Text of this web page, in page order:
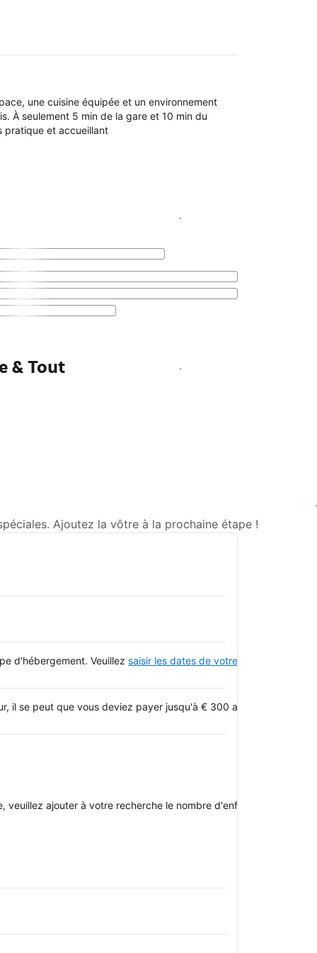
une cuisine équipée et un environnement
À seulement 5 min de la gare et 10 min du
pratique et accueillant
Voir les disponibilités
& Tout
Voir les disponibilités
Ajoutez la vôtre à la prochaine étape !
Voir les
d'hébergement. Veuillez saisir les dates de votre séjour
il se peut que vous deviez payer jusqu'à € 300 après votre
veuillez ajouter à votre recherche le nombre d'enfants avec qui